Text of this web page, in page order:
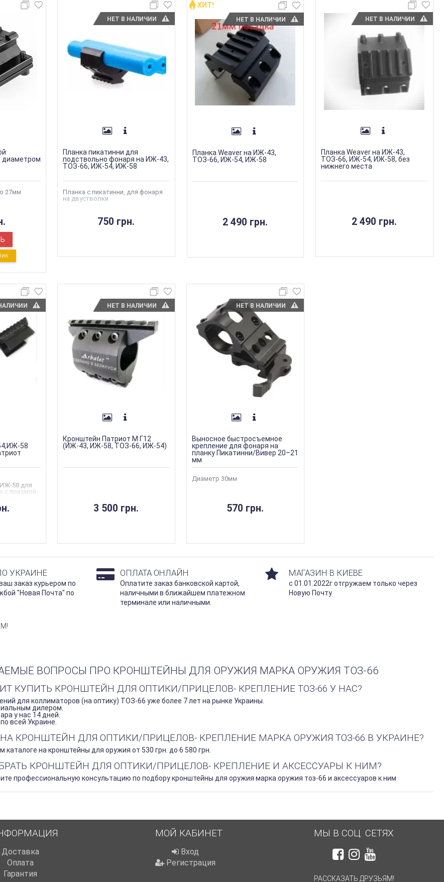
диаметром
27мм
НЕТ В НАЛИЧИИ
Планка пикатинни для
подствольно фонаря на ИЖ-43,
ТОЗ-66, ИЖ-54, ИЖ-58
Планка с пикатинни, для фонаря
на двустволки
750 грн.
НЕТ В НАЛИЧИИ
ХИТ!
Планка Weaver на ИЖ-43,
ТОЗ-66, ИЖ-54, ИЖ-58
2 490 грн.
НЕТ В НАЛИЧИИ
Планка Weaver на ИЖ-43,
ТОЗ-66, ИЖ-54, ИЖ-58, без
нижнего места
2 490 грн.
58
58 для
с призмой
НЕТ В НАЛИЧИИ
Кронштейн Патриот М Г12
(ИЖ-43, ИЖ-58, ТОЗ-66, ИЖ-54)
3 500 грн.
НЕТ В НАЛИЧИИ
Выносное быстросъемное
крепление для фонаря на
планку Пикатинни/Вивер 20–21
мм
Диаметр 30мм
570 грн.
УКРАИНЕ
заказ курьером по
"Новая Почта" по
ОПЛАТА ОНЛАЙН
Оплатите заказ банковской картой,
наличными в ближайшем платежном
терминале или наличными.
МАГАЗИН В КИЕВЕ
с 01.01.2022г отгружаем только через
Новую Почту
ВОПРОСЫ ПРО КРОНШТЕЙНЫ ДЛЯ ОРУЖИЯ МАРКА ОРУЖИЯ ТОЗ-66
КУПИТЬ КРОНШТЕЙН ДЛЯ ОПТИКИ/ПРИЦЕЛОВ- КРЕПЛЕНИЕ ТОЗ-66 У НАС?
для коллиматоров (на оптику) ТОЗ-66 уже более 7 лет на рынке Украины.
дилером.
у нас 14 дней.
всей Украине.
НА КРОНШТЕЙН ДЛЯ ОПТИКИ/ПРИЦЕЛОВ- КРЕПЛЕНИЕ МАРКА ОРУЖИЯ ТОЗ-66 В УКРАИНЕ?
на кронштейны для оружия от 530 грн. до 6 580 грн.
КРОНШТЕЙН ДЛЯ ОПТИКИ/ПРИЦЕЛОВ- КРЕПЛЕНИЕ И АКСЕССУАРЫ К НИМ?
профессиональную консультацию по подбору кронштейны для оружия марка оружия тоз-66 и аксессуаров к ним
Доставка
Оплата
Гарантия
МОЙ КАБИНЕТ
Вход
Регистрация
МЫ В СОЦ. СЕТЯХ
РАССКАЗАТЬ ДРУЗЬЯМ!